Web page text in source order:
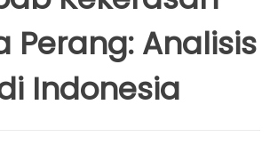
Perang: Analisis
Indonesia